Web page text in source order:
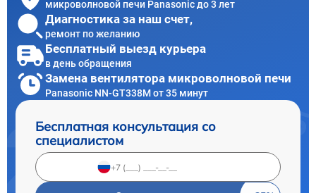
микроволновой печи Panasonic до 3 лет
Диагностика за наш счет,
ремонт по желанию
Бесплатный выезд курьера
в день обращения
Замена вентилятора микроволновой печи
Panasonic NN-GT338M от 35 минут
Бесплатная консультация со
специалистом